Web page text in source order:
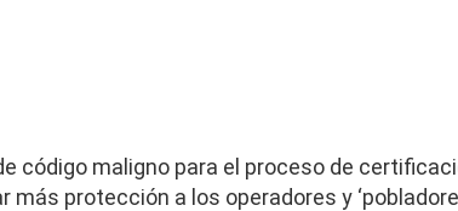
código maligno para el proceso de
protección a los operadores y